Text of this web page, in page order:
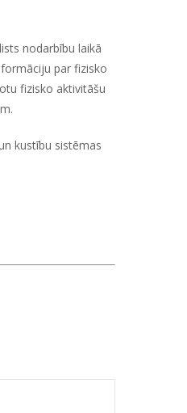
nodarbību laikā
par fizisko
fizisko aktivitāšu
kustību sistēmas